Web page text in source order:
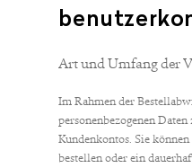
Art und Umfang der
Im Rahmen der
personenbezogenen
Kundenkontos. Sie
bestellen oder ein